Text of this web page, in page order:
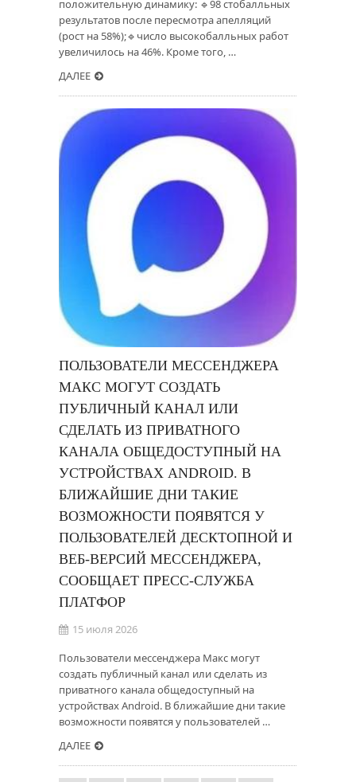
положительную динамику: 🔹98 стобалльных
результатов после пересмотра апелляций
(рост на 58%);🔹число высокобалльных работ
увеличилось на 46%. Кроме того, …
ДАЛЕЕ
ПОЛЬЗОВАТЕЛИ МЕССЕНДЖЕРА
МАКС МОГУТ СОЗДАТЬ
ПУБЛИЧНЫЙ КАНАЛ ИЛИ
СДЕЛАТЬ ИЗ ПРИВАТНОГО
КАНАЛА ОБЩЕДОСТУПНЫЙ НА
УСТРОЙСТВАХ ANDROID. В
БЛИЖАЙШИЕ ДНИ ТАКИЕ
ВОЗМОЖНОСТИ ПОЯВЯТСЯ У
ПОЛЬЗОВАТЕЛЕЙ ДЕСКТОПНОЙ И
ВЕБ-ВЕРСИЙ МЕССЕНДЖЕРА,
СООБЩАЕТ ПРЕСС-СЛУЖБА
ПЛАТФОР
15 июля 2026
Пользователи мессенджера Макс могут
создать публичный канал или сделать из
приватного канала общедоступный на
устройствах Android. В ближайшие дни такие
возможности появятся у пользователей …
ДАЛЕЕ